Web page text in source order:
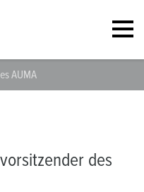
AUMA
des